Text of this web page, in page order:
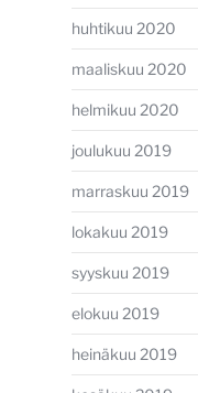
huhtikuu 2020
maaliskuu 2020
helmikuu 2020
joulukuu 2019
marraskuu 2019
lokakuu 2019
syyskuu 2019
elokuu 2019
heinäkuu 2019